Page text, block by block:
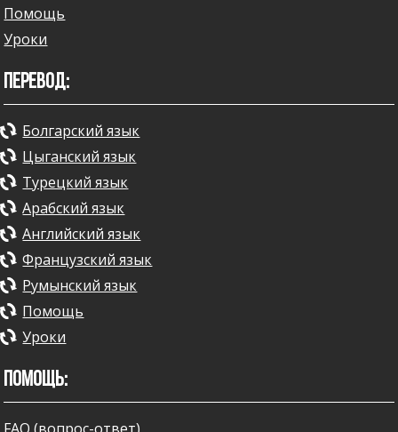
Помощь
Уроки
ПЕРЕВОД:
Болгарский язык
Цыганский язык
Турецкий язык
Арабский язык
Английский язык
Французский язык
Румынский язык
Помощь
Уроки
ПОМОЩЬ: